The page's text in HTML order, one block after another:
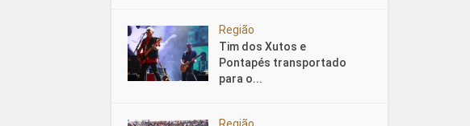
Região
Tim dos Xutos e
Pontapés transportado
para o...
Região